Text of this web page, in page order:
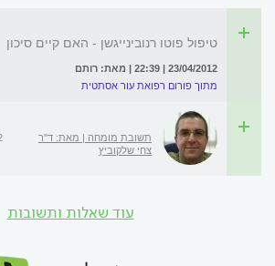
טיפול פוטו רנובינייגשן - האם קיים סיכון
23/04/2012 | 22:39 | מאת: רותם
מתוך פורום רפואת עור אסתטית
תשובת מומחה | מאת: ד"ר
צחי שלקוביץ
עוד שאלות ותשובות